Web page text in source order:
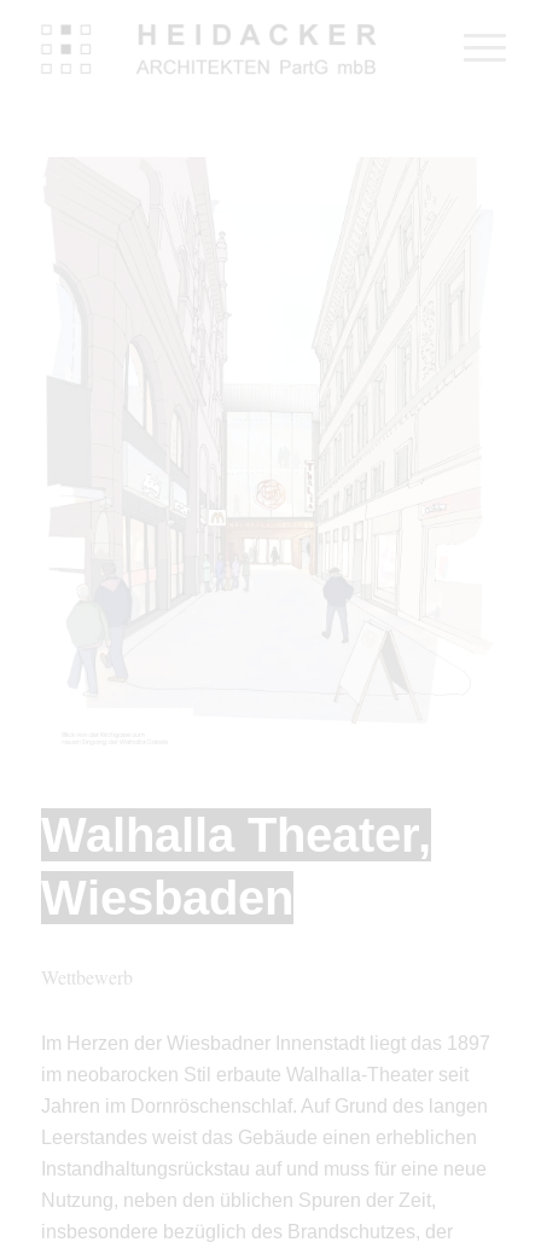
Walhalla Theater,
Wiesbaden
Wettbewerb
Im Herzen der Wiesbadner Innenstadt liegt das 1897
im neobarocken Stil erbaute Walhalla-Theater seit
Jahren im Dornröschenschlaf. Auf Grund des langen
Leerstandes weist das Gebäude einen erheblichen
Instandhaltungsrückstau auf und muss für eine neue
Nutzung, neben den üblichen Spuren der Zeit,
insbesondere bezüglich des Brandschutzes, der